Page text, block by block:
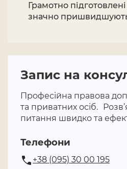
Грамотно
значно
Запис на
Професійна правова
та приватних осіб.
питання швидко та
Телефони
+38 (095) 30 00 195